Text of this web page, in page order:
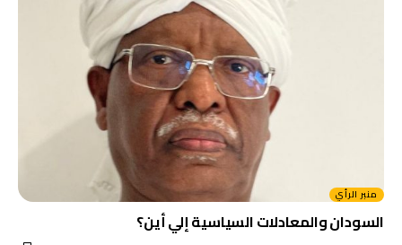
منبر الرأي
السودان والمعادلات السياسية إلي أين؟